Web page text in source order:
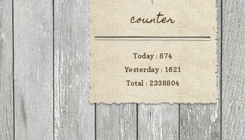
counter
Today :874
Yesterday : 1621
Total : 2338804